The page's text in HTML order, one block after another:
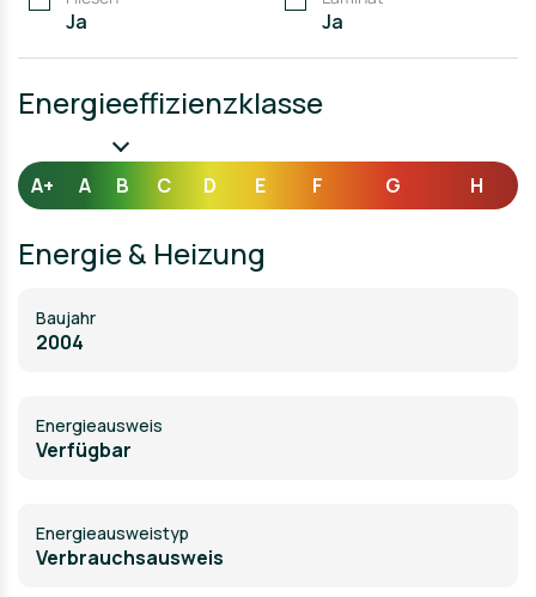
Ja Ja
Energieeffizienzklasse
A+ A B C D E F G H
Energie & Heizung
Baujahr
2004
Energieausweis
Verfügbar
Energie­ausweistyp
Verbrauchsausweis